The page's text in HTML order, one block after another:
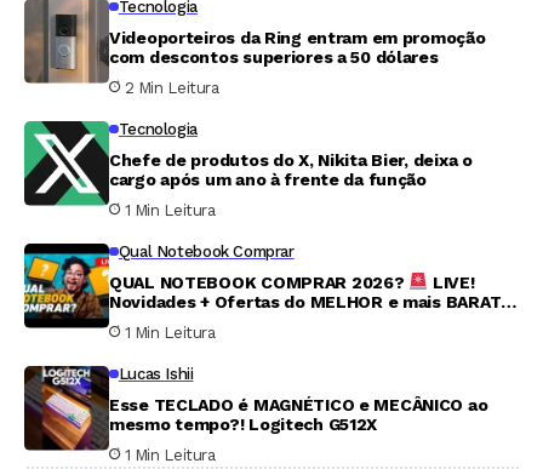
Tecnologia
Videoporteiros da Ring entram em promoção
com descontos superiores a 50 dólares
2 Min Leitura
Tecnologia
Chefe de produtos do X, Nikita Bier, deixa o
cargo após um ano à frente da função
1 Min Leitura
Qual Notebook Comprar
QUAL NOTEBOOK COMPRAR 2026?
LIVE!
Novidades + Ofertas do MELHOR e mais BARATO
no Brasil #056
1 Min Leitura
Lucas Ishii
Esse TECLADO é MAGNÉTICO e MECÂNICO ao
mesmo tempo?! Logitech G512X
1 Min Leitura